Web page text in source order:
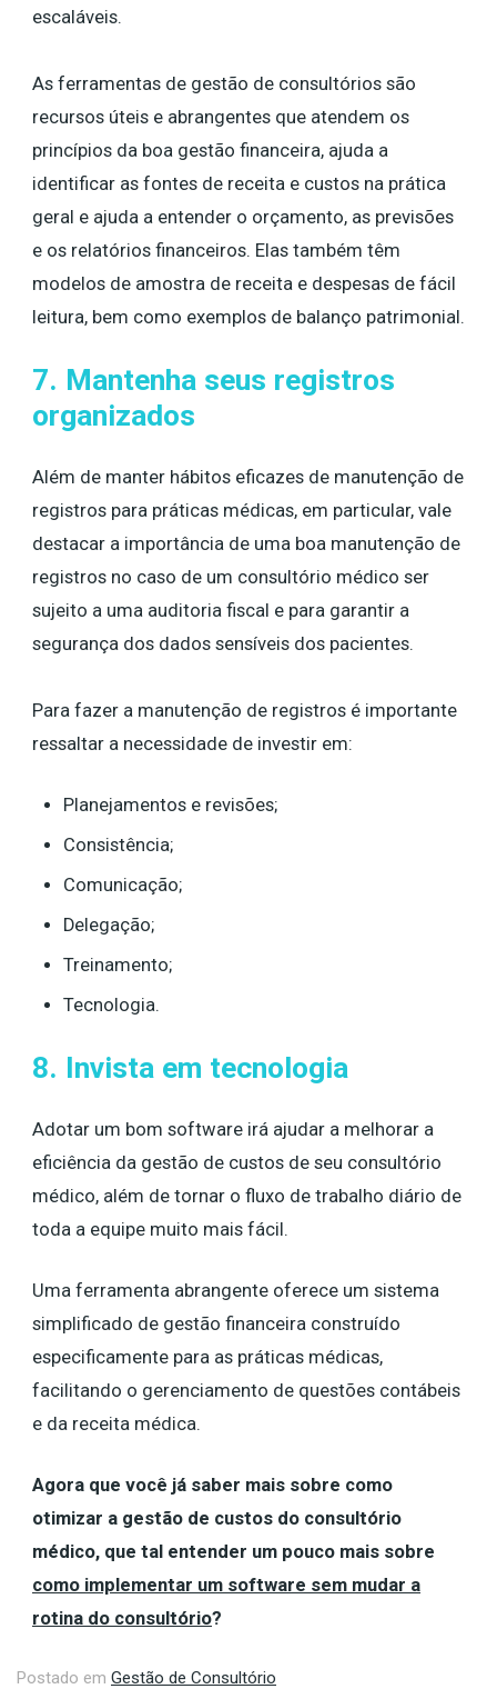
escaláveis.
As ferramentas de gestão de consultórios são
recursos úteis e abrangentes que atendem os
princípios da boa gestão financeira, ajuda a
identificar as fontes de receita e custos na prática
geral e ajuda a entender o orçamento, as previsões
e os relatórios financeiros. Elas também têm
modelos de amostra de receita e despesas de fácil
leitura, bem como exemplos de balanço patrimonial.
7. Mantenha seus registros
organizados
Além de manter hábitos eficazes de manutenção de
registros para práticas médicas, em particular, vale
destacar a importância de uma boa manutenção de
registros no caso de um consultório médico ser
sujeito a uma auditoria fiscal e para garantir a
segurança dos dados sensíveis dos pacientes.
Para fazer a manutenção de registros é importante
ressaltar a necessidade de investir em:
Planejamentos e revisões;
Consistência;
Comunicação;
Delegação;
Treinamento;
Tecnologia.
8. Invista em tecnologia
Adotar um bom software irá ajudar a melhorar a
eficiência da gestão de custos de seu consultório
médico, além de tornar o fluxo de trabalho diário de
toda a equipe muito mais fácil.
Uma ferramenta abrangente oferece um sistema
simplificado de gestão financeira construído
especificamente para as práticas médicas,
facilitando o gerenciamento de questões contábeis
e da receita médica.
Agora que você já saber mais sobre como
otimizar a gestão de custos do consultório
médico, que tal entender um pouco mais sobre
como implementar um software sem mudar a
rotina do consultório?
Postado em Gestão de Consultório